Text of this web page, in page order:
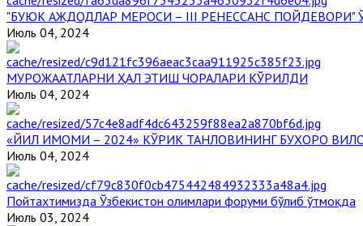
"БУЮК АЖДОДЛАР МЕРОСИ – III РЕНЕССАНС
Июль 04, 2024
МУРОЖААТЛАРНИ ҲАЛ ЭТИШ ЧОРАЛАРИ КЎРИЛДИ
Июль 04, 2024
«ЙИЛ ИМОМИ – 2024» КЎРИК ТАНЛОВИНИНГ БУХОРО
Июль 04, 2024
Пойтахтимизда Ўзбекистон олимлари форуми бўлиб ўтмоқда
Июль 03, 2024